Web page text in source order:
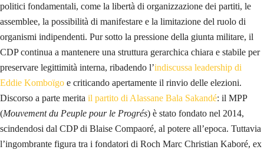
politici fondamentali, come la libertà di organizzazione dei partiti, le
assemblee, la possibilità di manifestare e la limitazione del ruolo di
organismi indipendenti. Pur sotto la pressione della giunta militare, il
CDP continua a mantenere una struttura gerarchica chiara e stabile per
preservare legittimità interna, ribadendo l’indiscussa leadership di
Eddie Komboïgo e criticando apertamente il rinvio delle elezioni.
Discorso a parte merita il partito di Alassane Bala Sakandé: il MPP
(Mouvement du Peuple pour le Progrés) è stato fondato nel 2014,
scindendosi dal CDP di Blaise Compaoré, al potere all’epoca. Tuttavia
l’ingombrante figura tra i fondatori di Roch Marc Christian Kaboré, ex